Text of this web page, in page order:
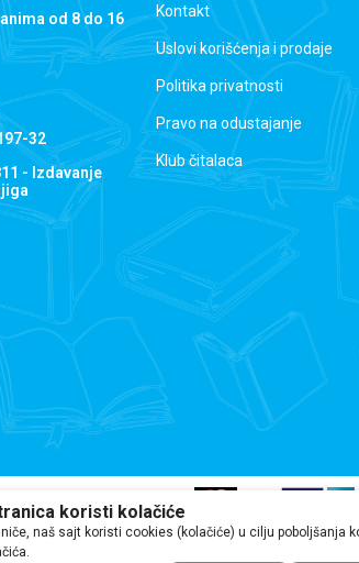
od 8 do 16
32
- Izdavanje
Kontakt
Uslovi korišćenja i prodaje
Politika privatnosti
Pravo na odustajanje
Klub čitalaca
Iako se trudimo da budemo tačni, informacije na ovoj veb
koristi kolačiće
naš sajt koristi cookies (kolačiće) u cilju